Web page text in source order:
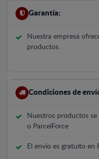
Garantía:
Nuestra empresa
productos.
Condiciones de
Nuestros productos se
o ParcelForce
El envío es gratuito en